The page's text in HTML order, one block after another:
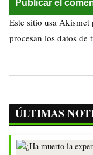
Este sitio usa Akismet
procesan los datos de
ÚLTIMAS